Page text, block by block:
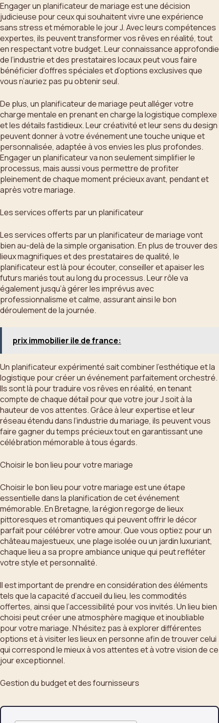
Engager un planificateur de mariage est une décision
judicieuse pour ceux qui souhaitent vivre une expérience
sans stress et mémorable le jour J. Avec leurs compétences
expertes, ils peuvent transformer vos rêves en réalité, tout
en respectant votre budget. Leur connaissance approfondie
de l’industrie et des prestataires locaux peut vous faire
bénéficier d’offres spéciales et d’options exclusives que
vous n’auriez pas pu obtenir seul.
De plus, un planificateur de mariage peut alléger votre
charge mentale en prenant en charge la logistique complexe
et les détails fastidieux. Leur créativité et leur sens du design
peuvent donner à votre événement une touche unique et
personnalisée, adaptée à vos envies les plus profondes.
Engager un planificateur va non seulement simplifier le
processus, mais aussi vous permettre de profiter
pleinement de chaque moment précieux avant, pendant et
après votre mariage.
Les services offerts par un planificateur
Les services offerts par un planificateur de mariage vont
bien au-delà de la simple organisation. En plus de trouver des
lieux magnifiques et des prestataires de qualité, le
planificateur est là pour écouter, conseiller et apaiser les
futurs mariés tout au long du processus. Leur rôle va
également jusqu’à gérer les imprévus avec
professionnalisme et calme, assurant ainsi le bon
déroulement de la journée.
prix immobilier ile de france:
Un planificateur expérimenté sait combiner l’esthétique et la
logistique pour créer un événement parfaitement orchestré.
Ils sont là pour traduire vos rêves en réalité, en tenant
compte de chaque détail pour que votre jour J soit à la
hauteur de vos attentes. Grâce à leur expertise et leur
réseau étendu dans l’industrie du mariage, ils peuvent vous
faire gagner du temps précieux tout en garantissant une
célébration mémorable à tous égards.
Choisir le bon lieu pour votre mariage
Choisir le bon lieu pour votre mariage est une étape
essentielle dans la planification de cet événement
mémorable. En Bretagne, la région regorge de lieux
pittoresques et romantiques qui peuvent offrir le décor
parfait pour célébrer votre amour. Que vous optiez pour un
château majestueux, une plage isolée ou un jardin luxuriant,
chaque lieu a sa propre ambiance unique qui peut refléter
votre style et personnalité.
Il est important de prendre en considération des éléments
tels que la capacité d’accueil du lieu, les commodités
offertes, ainsi que l’accessibilité pour vos invités. Un lieu bien
choisi peut créer une atmosphère magique et inoubliable
pour votre mariage. N’hésitez pas à explorer différentes
options et à visiter les lieux en personne afin de trouver celui
qui correspond le mieux à vos attentes et à votre vision de ce
jour exceptionnel.
Gestion du budget et des fournisseurs